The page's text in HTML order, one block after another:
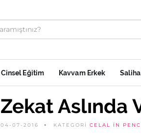
Cinsel Eğitim Kavvam Erkek Saliha
Zekat Aslında
04-07-2016 KATEGORİ CELAL IN